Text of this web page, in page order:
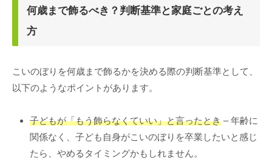
何歳まで飾るべき？判断基準と家庭ごとの考え
方
こいのぼりを何歳まで飾るかを決める際の判断基準として、
以下のようなポイントがあります。
子どもが「もう飾らなくていい」と言ったとき – 年齢に
関係なく、子ども自身がこいのぼりを卒業したいと感じ
たら、やめるタイミングかもしれません。